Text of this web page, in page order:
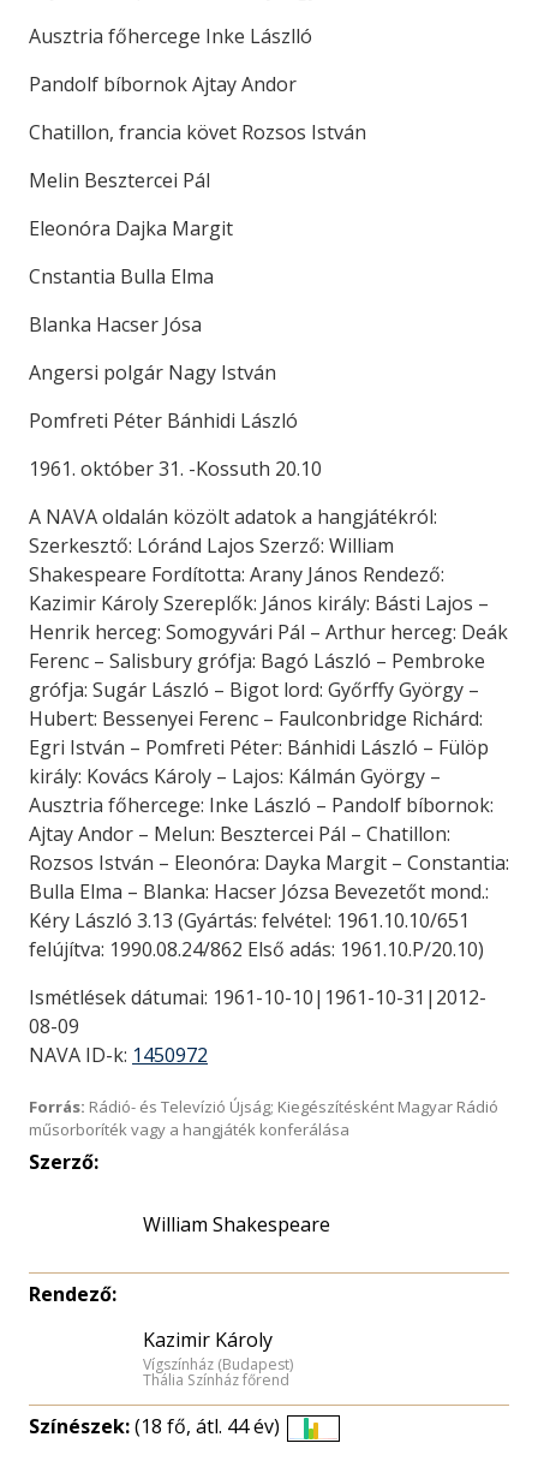
Ausztria főhercege Inke Lászlló
Pandolf bíbornok Ajtay Andor
Chatillon, francia követ Rozsos István
Melin Besztercei Pál
Eleonóra Dajka Margit
Cnstantia Bulla Elma
Blanka Hacser Jósa
Angersi polgár Nagy István
Pomfreti Péter Bánhidi László
1961. október 31. -Kossuth 20.10
A NAVA oldalán közölt adatok a hangjátékról:
Szerkesztő: Lóránd Lajos Szerző: William
Shakespeare Fordította: Arany János Rendező:
Kazimir Károly Szereplők: János király: Básti Lajos –
Henrik herceg: Somogyvári Pál – Arthur herceg: Deák
Ferenc – Salisbury grófja: Bagó László – Pembroke
grófja: Sugár László – Bigot lord: Győrffy György –
Hubert: Bessenyei Ferenc – Faulconbridge Richárd:
Egri István – Pomfreti Péter: Bánhidi László – Fülöp
király: Kovács Károly – Lajos: Kálmán György –
Ausztria főhercege: Inke László – Pandolf bíbornok:
Ajtay Andor – Melun: Besztercei Pál – Chatillon:
Rozsos István – Eleonóra: Dayka Margit – Constantia:
Bulla Elma – Blanka: Hacser Józsa Bevezetőt mond.:
Kéry László 3.13 (Gyártás: felvétel: 1961.10.10/651
felújítva: 1990.08.24/862 Első adás: 1961.10.P/20.10)
Ismétlések dátumai: 1961-10-10|1961-10-31|2012-
08-09
NAVA ID-k: 1450972
Forrás: Rádió- és Televízió Újság; Kiegészítésként Magyar Rádió
műsorboríték vagy a hangjáték konferálása
Szerző:
William Shakespeare
Rendező:
Kazimir Károly
Vígszínház (Budapest)
Thália Színház főrend
Színészek:(18 fő, átl. 44 év)